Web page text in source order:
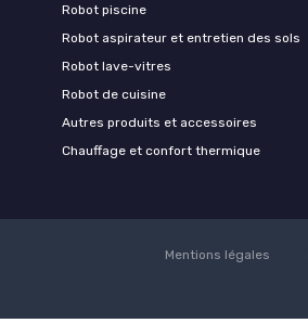
Robot piscine
Robot aspirateur et entretien des sols
Robot lave-vitres
Robot de cuisine
Autres produits et accessoires
Chauffage et confort thermique
Mentions légales